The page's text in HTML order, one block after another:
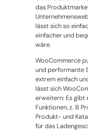
das
lässt sich so
einfacher und
wäre.
WooCommerce
und performante
extrem einfach
lässt sich
erweitern: Es gibt
Funktionen, z. B
Produkt- und
für das